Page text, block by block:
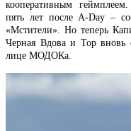
кооперативным
пять лет после A-Day –
«Мстители». Но теперь
Черная Вдова и Тор вновь
лице МОДОКа.